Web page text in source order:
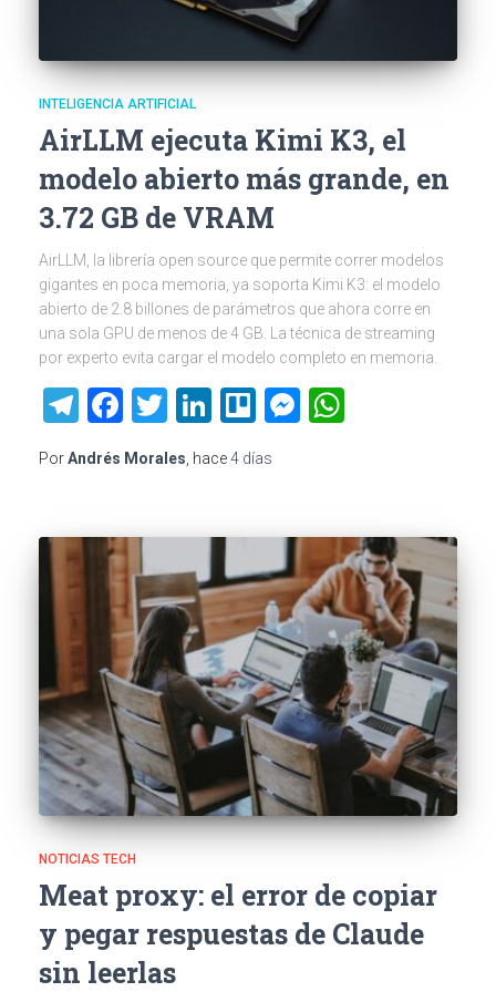
INTELIGENCIA ARTIFICIAL
AirLLM ejecuta Kimi K3, el
modelo abierto más grande, en
3.72 GB de VRAM
AirLLM, la librería open source que permite correr modelos
gigantes en poca memoria, ya soporta Kimi K3: el modelo
abierto de 2.8 billones de parámetros que ahora corre en
una sola GPU de menos de 4 GB. La técnica de streaming
por experto evita cargar el modelo completo en memoria.
Telegram
Facebook
Twitter
LinkedIn
TrelloMessenger
PorAndrés Morales , hace4 días
NOTICIAS TECH
Meat proxy: el error de copiar
y pegar respuestas de Claude
sin leerlas